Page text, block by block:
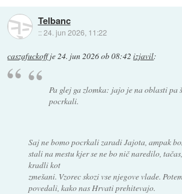
Telbanc
::24. jun 2026, 11:22
caszafuckoffje24. jun 2026 ob 08:42 izjavil:
Pa glej ga zlomka: jajo je na oblasti pa
pocrkali.
Saj ne bomo pocrkali zaradi Jajota, ampak
stali na mestu kjer se ne bo nič naredilo,
kradli kot
zmešani. Vzorec skozi vse njegove vlade.
povedali, kako nas Hrvati prehitevajo.